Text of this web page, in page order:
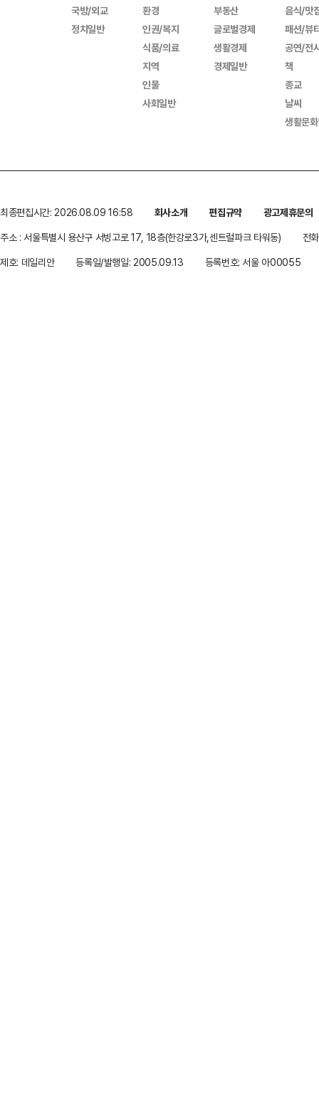
국방/외교
정치일반
환경
인권/복지
식품/의료
지역
인물
사회일반
부동산
글로벌경제
생활경제
경제일반
음식/맛
패션/뷰
공연/전
책
종교
날씨
생활문
최종편집시간: 2026.08.09 16:58 회사소개 편집규약
광고제휴문의
주소 : 서울특별시 용산구 서빙고로 17, 18층(한강로3가,센트럴파크 타워동)
전
제호: 데일리안
등록일/발행일: 2005.09.13 등록번호: 서울 아00055